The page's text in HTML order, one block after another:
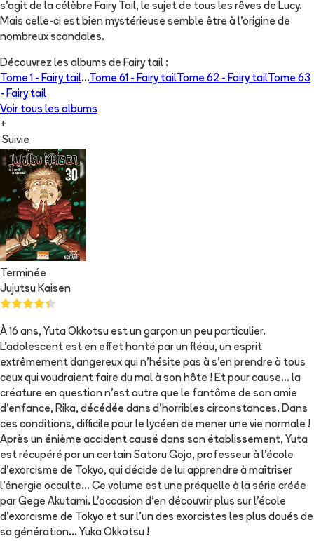
s'agit de la célèbre Fairy Tail, le sujet de tous les rêves de Lucy.
Mais celle-ci est bien mystérieuse semble être à l'origine de
nombreux scandales.
Découvrez les albums de Fairy tail :
Tome 1 - Fairy tail...Tome 61 - Fairy tail Tome 62 - Fairy tail Tome 63
- Fairy tail
Voir tous les albums
+
Suivie
Terminée
Jujutsu Kaisen
À 16 ans, Yuta Okkotsu est un garçon un peu particulier.
L’adolescent est en effet hanté par un fléau, un esprit
extrêmement dangereux qui n’hésite pas à s’en prendre à tous
ceux qui voudraient faire du mal à son hôte ! Et pour cause… la
créature en question n’est autre que le fantôme de son amie
d’enfance, Rika, décédée dans d’horribles circonstances. Dans
ces conditions, difficile pour le lycéen de mener une vie normale !
Après un énième accident causé dans son établissement, Yuta
est récupéré par un certain Satoru Gojo, professeur à l’école
d’exorcisme de Tokyo, qui décide de lui apprendre à maîtriser
l’énergie occulte… Ce volume est une préquelle à la série créée
par Gege Akutami. L'occasion d'en découvrir plus sur l'école
d'exorcisme de Tokyo et sur l'un des exorcistes les plus doués de
sa génération... Yuka Okkotsu !